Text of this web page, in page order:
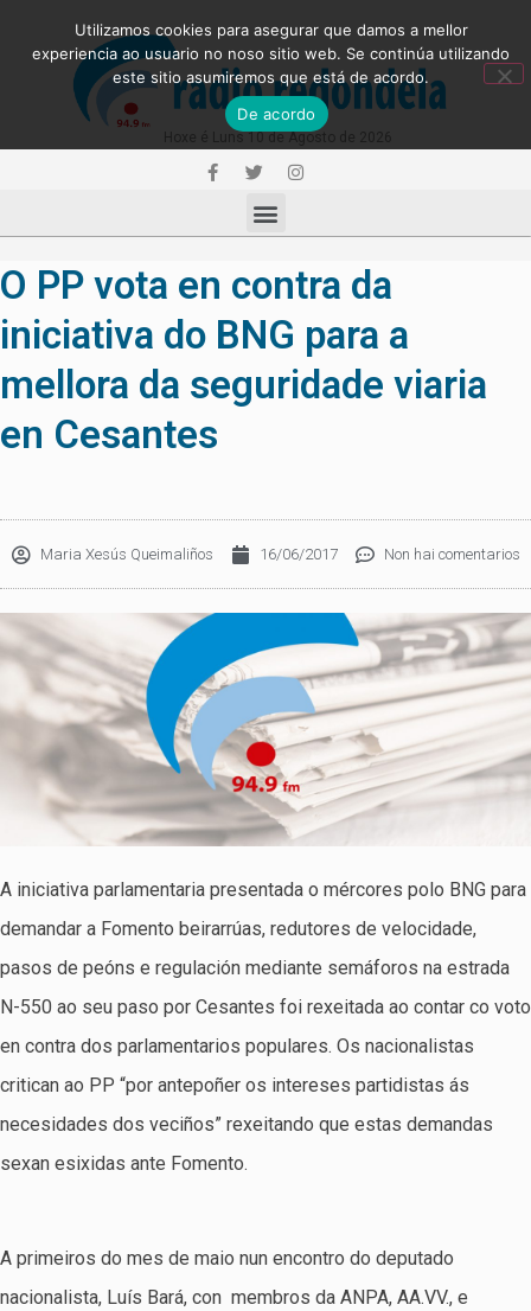
O PP vota en contra da
iniciativa do BNG para a
mellora da seguridade viaria
en Cesantes
Maria Xesús Queimaliños 16/06/2017 Non hai comentarios
A iniciativa parlamentaria presentada o mércores polo BNG para
demandar a Fomento beirarrúas, redutores de velocidade,
pasos de peóns e regulación mediante semáforos na estrada
N-550 ao seu paso por Cesantes foi rexeitada ao contar co voto
en contra dos parlamentarios populares. Os nacionalistas
critican ao PP “por antepoñer os intereses partidistas ás
necesidades dos veciños” rexeitando que estas demandas
sexan esixidas ante Fomento.
A primeiros do mes de maio nun encontro do deputado
nacionalista, Luís Bará, con membros da ANPA, AA.VV., e
Utilizamos cookies para asegurar que damos a mellor
experiencia ao usuario no noso sitio web. Se continúa utilizando
este sitio asumiremos que está de acordo.
De acordo